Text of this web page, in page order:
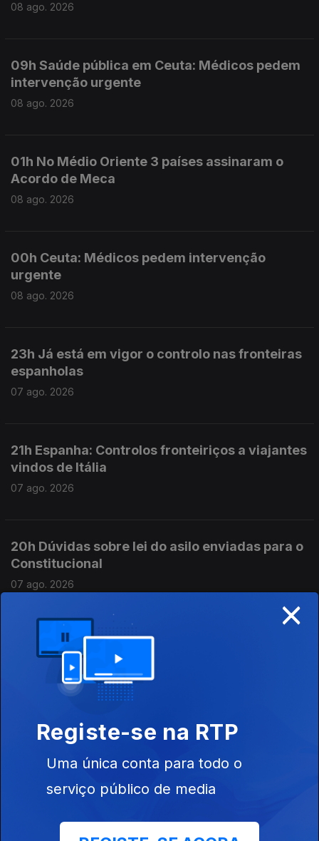
08 ago. 2026
09h Saúde pública em Ceuta: Médicos pedem
intervenção urgente
08 ago. 2026
01h No Médio Oriente 3 países assinaram o
Acordo de Meca
08 ago. 2026
00h Ceuta: Médicos pedem intervenção
urgente
08 ago. 2026
23h Já está em vigor o controlo nas fronteiras
espanholas
07 ago. 2026
21h Espanha: Controlos fronteiriços a viajantes
vindos de Itália
07 ago. 2026
20h Dúvidas sobre lei do asilo enviadas para o
Constitucional
07 ago. 2026
19h Seguro trava lei do retorno de
estrangeiros
07 ago. 2026
18h Volta: Rui Oliveira mantém a camisola
amarela
17h Prestação Social Única promulgada com
×
Registe-se na RTP
Uma única conta para todo o
serviço público de media